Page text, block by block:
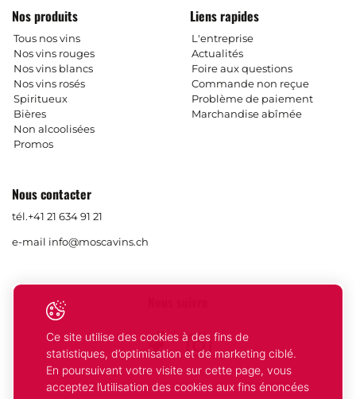
Nos produits
Tous nos vins
Nos vins rouges
Nos vins blancs
Nos vins rosés
Spiritueux
Bières
Non alcoolisées
Promos
Liens rapides
L'entreprise
Actualités
Foire aux questions
Commande non reçue
Problème de paiement
Marchandise abîmée
Nous contacter
tél.+41 21 634 91 21
e-mail info@moscavins.ch
Facebook
Instagram
Ce site utilise des cookies à des fins de
statistiques, d’optimisation et de marketing ciblé.
En poursuivant votre visite sur cette page, vous
acceptez l’utilisation des cookies aux fins énoncées